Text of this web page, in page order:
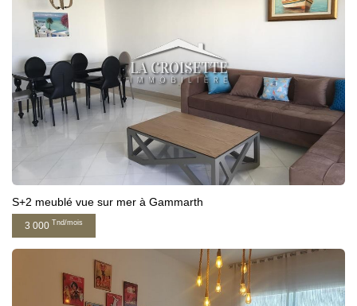
S+2 meublé vue sur mer à Gammarth
3 000 Tnd/mois